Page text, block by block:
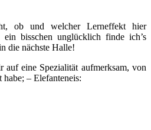
ob und welcher Lerneffekt hier
bisschen unglücklich finde ich’s
die nächste Halle!
auf eine Spezialität aufmerksam, von
– Elefanteneis: